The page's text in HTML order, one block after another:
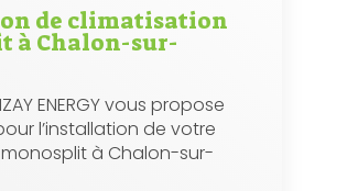
de climatisation
à Chalon-sur-
ENERGY vous propose
l’installation de votre
à Chalon-sur-